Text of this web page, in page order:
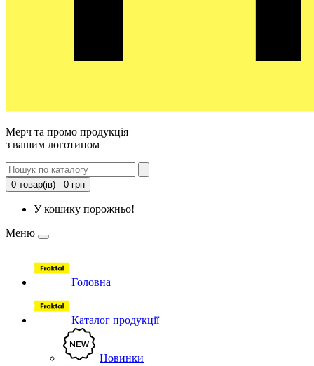
Мерч та промо продукція
з вашим логотипом
0 товар(ів) - 0 грн
У кошику порожньо!
Меню
Головна
Каталог продукції
Новинки